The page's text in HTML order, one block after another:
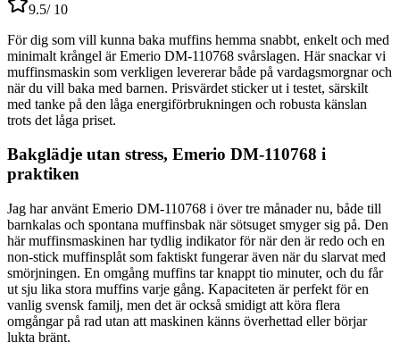
9.5/ 10
För dig som vill kunna baka muffins hemma snabbt, enkelt och med
minimalt krångel är Emerio DM-110768 svårslagen. Här snackar vi
muffinsmaskin som verkligen levererar både på vardagsmorgnar och
när du vill baka med barnen. Prisvärdet sticker ut i testet, särskilt
med tanke på den låga energiförbrukningen och robusta känslan
trots det låga priset.
Bakglädje utan stress, Emerio DM-110768 i
praktiken
Jag har använt Emerio DM-110768 i över tre månader nu, både till
barnkalas och spontana muffinsbak när sötsuget smyger sig på. Den
här muffinsmaskinen har tydlig indikator för när den är redo och en
non-stick muffinsplåt som faktiskt fungerar även när du slarvat med
smörjningen. En omgång muffins tar knappt tio minuter, och du får
ut sju lika stora muffins varje gång. Kapaciteten är perfekt för en
vanlig svensk familj, men det är också smidigt att köra flera
omgångar på rad utan att maskinen känns överhettad eller börjar
lukta bränt.